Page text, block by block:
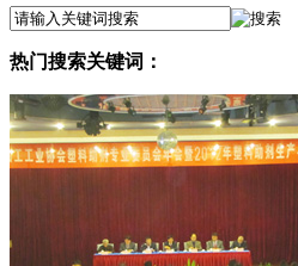
热门搜索关键词：